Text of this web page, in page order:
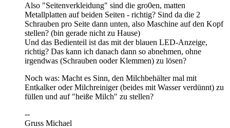
Also "Seitenverkleidung" sind die gro0en, matten
Metallplatten auf beiden Seiten - richtig? Sind da die 2
Schrauben pro Seite dann unten, also Maschine auf den Kopf
stellen? (bin gerade nicht zu Hause)
Und das Bedienteil ist das mit der blauen LED-Anzeige,
richtig? Das kann ich danach dann so abnehmen, ohne
irgendwas (Schrauben ooder Klemmen) zu lösen?
Noch was: Macht es Sinn, den Milchbehälter mal mit
Entkalker oder Milchreiniger (beides mit Wasser verdünnt) zu
füllen und auf "heiße Milch" zu stellen?
--
Gruss Michael